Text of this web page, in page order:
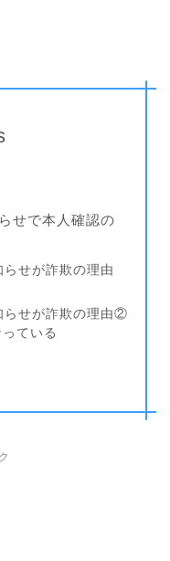
せで本人確認の
せが詐欺の理由
らせが詐欺の理由②
ている